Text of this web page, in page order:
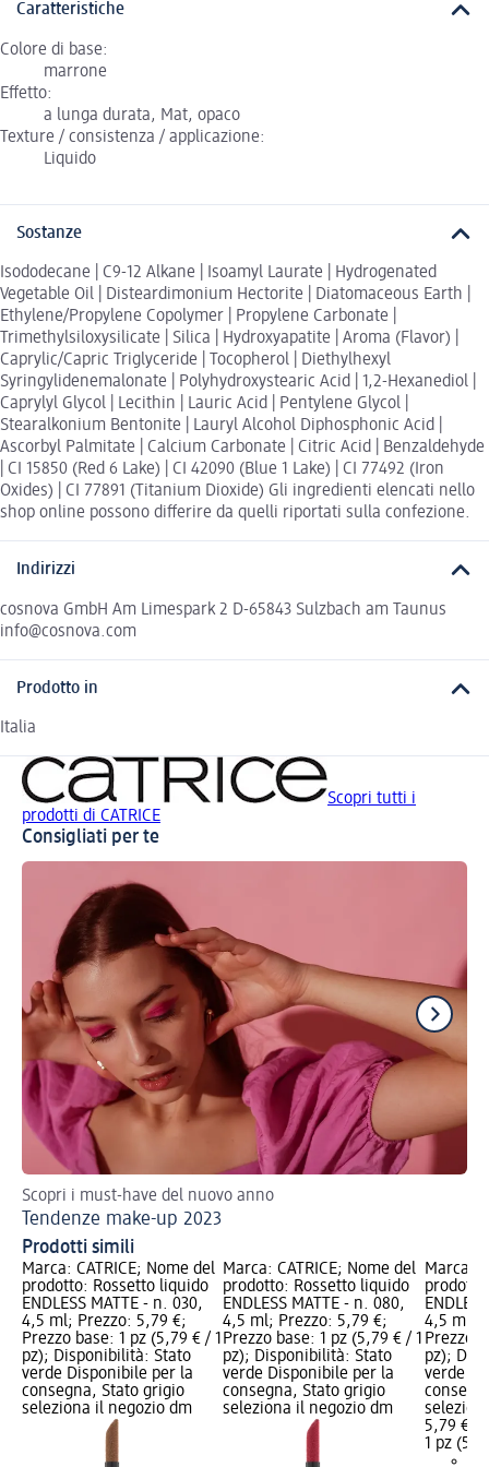
Caratteristiche
Colore di base:
marrone
Effetto:
a lunga durata, Mat, opaco
Texture / consistenza / applicazione:
Liquido
Sostanze
Isododecane | C9-12 Alkane | Isoamyl Laurate | Hydrogenated
Vegetable Oil | Disteardimonium Hectorite | Diatomaceous Earth |
Ethylene/Propylene Copolymer | Propylene Carbonate |
Trimethylsiloxysilicate | Silica | Hydroxyapatite | Aroma (Flavor) |
Caprylic/Capric Triglyceride | Tocopherol | Diethylhexyl
Syringylidenemalonate | Polyhydroxystearic Acid | 1,2-Hexanediol |
Caprylyl Glycol | Lecithin | Lauric Acid | Pentylene Glycol |
Stearalkonium Bentonite | Lauryl Alcohol Diphosphonic Acid |
Ascorbyl Palmitate | Calcium Carbonate | Citric Acid | Benzaldehyde
| CI 15850 (Red 6 Lake) | CI 42090 (Blue 1 Lake) | CI 77492 (Iron
Oxides) | CI 77891 (Titanium Dioxide) Gli ingredienti elencati nello
shop online possono differire da quelli riportati sulla confezione.
Indirizzi
cosnova GmbH Am Limespark 2 D-65843 Sulzbach am Taunus
info@cosnova.com
Prodotto in
Italia
Scopri tutti i
prodotti di CATRICE
Consigliati per te
Scopri i must-have del nuovo anno
Tendenze make-up 2023
Prodotti simili
Marca: CATRICE; Nome del
prodotto: Rossetto liquido
ENDLESS MATTE - n. 030,
4,5 ml; Prezzo: 5,79 €;
Prezzo base: 1 pz (5,79 € / 1
pz); Disponibilità: Stato
verde Disponibile per la
consegna, Stato grigio
seleziona il negozio dm
Marca: CATRICE; Nome del
prodotto: Rossetto liquido
ENDLESS MATTE - n. 080,
4,5 ml; Prezzo: 5,79 €;
Prezzo base: 1 pz (5,79 € / 1
pz); Disponibilità: Stato
verde Disponibile per la
consegna, Stato grigio
seleziona il negozio dm
Marca:
4,5 ml;
Prezzo
pz);
verde
5,79 €
1 pz